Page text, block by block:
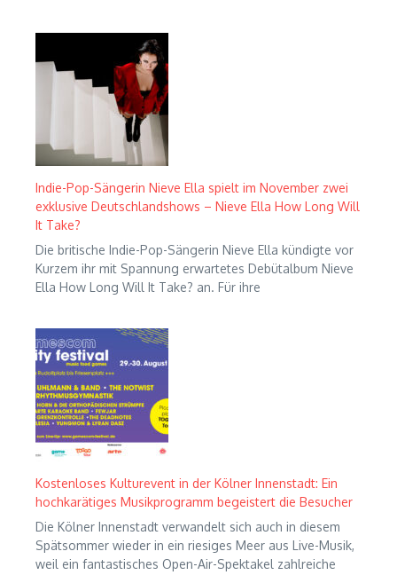
Indie-Pop-Sängerin Nieve Ella spielt im November zwei
exklusive Deutschlandshows – Nieve Ella How Long Will
It Take?
Die britische Indie-Pop-Sängerin Nieve Ella kündigte vor
Kurzem ihr mit Spannung erwartetes Debütalbum Nieve
Ella How Long Will It Take? an. Für ihre
Kostenloses Kulturevent in der Kölner Innenstadt: Ein
hochkarätiges Musikprogramm begeistert die Besucher
Die Kölner Innenstadt verwandelt sich auch in diesem
Spätsommer wieder in ein riesiges Meer aus Live-Musik,
weil ein fantastisches Open-Air-Spektakel zahlreiche